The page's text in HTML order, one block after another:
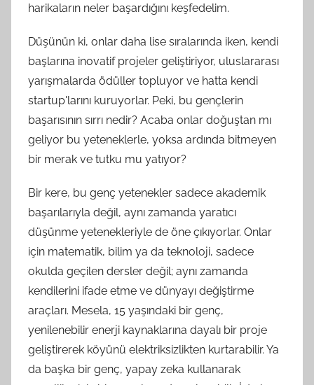
harikaların neler başardığını keşfedelim.
Düşünün ki, onlar daha lise sıralarında iken, kendi
başlarına inovatif projeler geliştiriyor, uluslararası
yarışmalarda ödüller topluyor ve hatta kendi
startup'larını kuruyorlar. Peki, bu gençlerin
başarısının sırrı nedir? Acaba onlar doğuştan mı
geliyor bu yeteneklerle, yoksa ardında bitmeyen
bir merak ve tutku mu yatıyor?
Bir kere, bu genç yetenekler sadece akademik
başarılarıyla değil, aynı zamanda yaratıcı
düşünme yetenekleriyle de öne çıkıyorlar. Onlar
için matematik, bilim ya da teknoloji, sadece
okulda geçilen dersler değil; aynı zamanda
kendilerini ifade etme ve dünyayı değiştirme
araçları. Mesela, 15 yaşındaki bir genç,
yenilenebilir enerji kaynaklarına dayalı bir proje
geliştirerek köyünü elektriksizlikten kurtarabilir. Ya
da başka bir genç, yapay zeka kullanarak